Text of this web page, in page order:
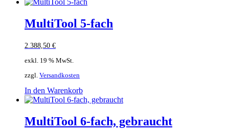
MultiTool 5-fach
2.388,50 €
exkl. 19 % MwSt.
zzgl. Versandkosten
In den Warenkorb
MultiTool 6-fach, gebraucht